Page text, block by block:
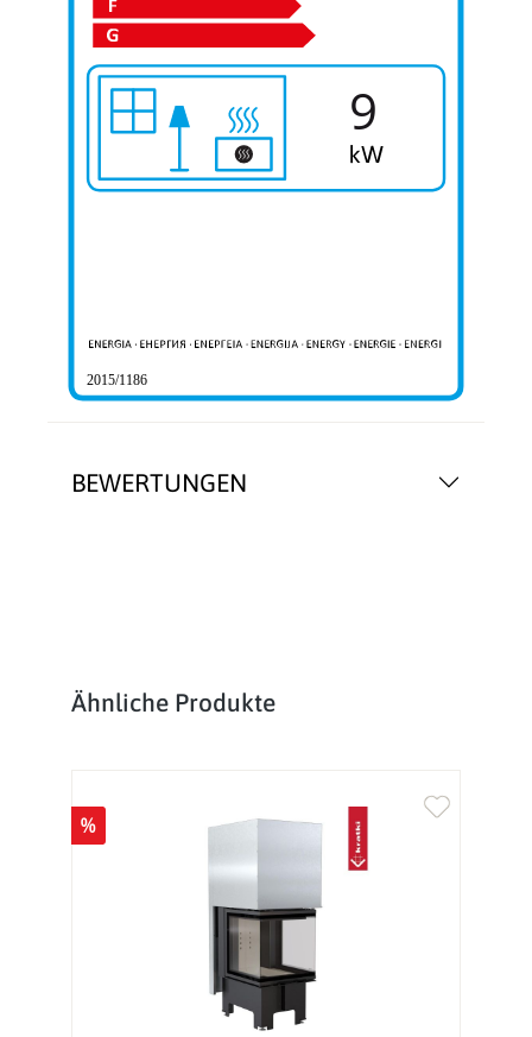
BEWERTUNGEN
2015/1186
9
Produktgalerie überspringen
Ähnliche Produkte
%